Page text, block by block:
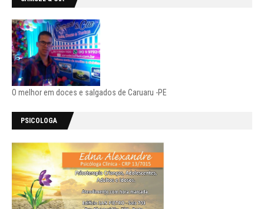
O melhor em doces e salgados de Caruaru -PE
PSICOLOGA